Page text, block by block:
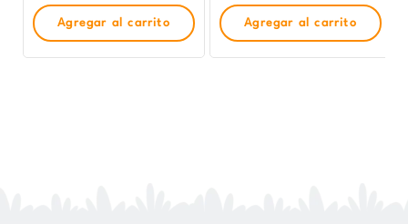
Agregar al carrito
de
producto
Agregar al carrito
de
producto